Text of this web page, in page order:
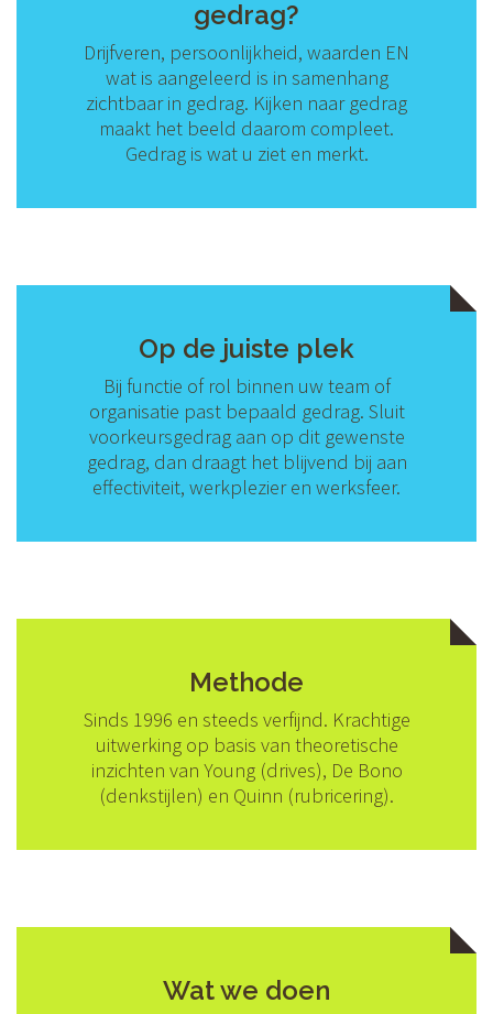
gedrag?
Drijfveren, persoonlijkheid, waarden EN
wat is aangeleerd is in samenhang
zichtbaar in gedrag. Kijken naar gedrag
maakt het beeld daarom compleet.
Gedrag is wat u ziet en merkt.
Op de juiste plek
Bij functie of rol binnen uw team of
organisatie past bepaald gedrag. Sluit
voorkeursgedrag aan op dit gewenste
gedrag, dan draagt het blijvend bij aan
effectiviteit, werkplezier en werksfeer.
Methode
Sinds 1996 en steeds verfijnd. Krachtige
uitwerking op basis van theoretische
inzichten van Young (drives), De Bono
(denkstijlen) en Quinn (rubricering).
Wat we doen